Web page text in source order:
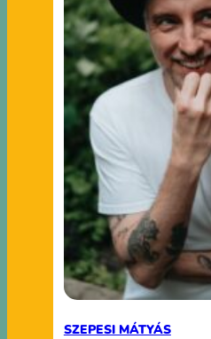
SZEPESI MÁTYÁS